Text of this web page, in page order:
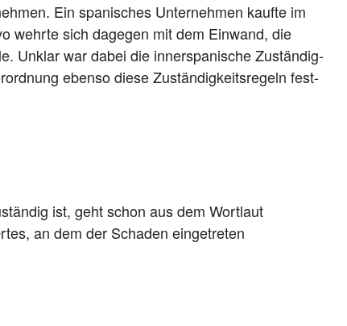
Ein spa­ni­sches Unter­neh­men kauf­te im
wehr­te sich dage­gen mit dem Ein­wand, die
Unklar war dabei die inner­spa­ni­sche Zustän­dig­
eben­so die­se Zustän­dig­keits­re­geln fest­
ist, geht schon aus dem Wort­laut
an dem der Scha­den ein­ge­tre­ten